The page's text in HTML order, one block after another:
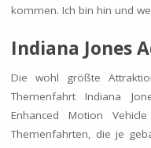
kommen. Ich bin hin und
Indiana Jones
Die wohl größte
Themenfahrt Indiana
Enhanced Motion
Themenfahrten, die je